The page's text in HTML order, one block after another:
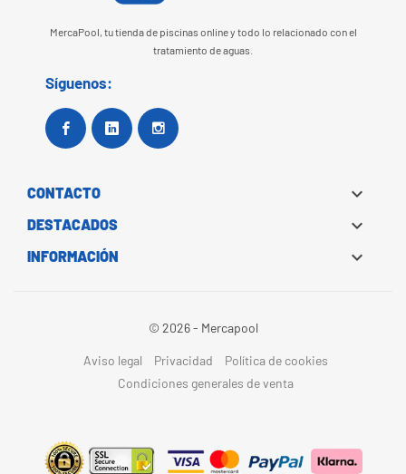
MercaPool, tu tienda de piscinas online y todo lo relacionado con el
tratamiento de aguas.
Síguenos:
Facebook Google+
CONTACTO 
DESTACADOS 
INFORMACIÓN 
© 2026 - Mercapool
Aviso legal Privacidad
Política de cookies
Condiciones generales de venta